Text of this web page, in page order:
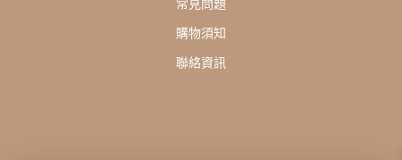
常見問題
購物須知
聯絡資訊